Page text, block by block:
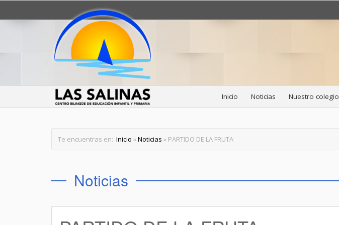
Inicio Noticias Nuestro colegio
Te encuentras en: Inicio »Noticias » PARTIDO DE LA FRUTA
Noticias